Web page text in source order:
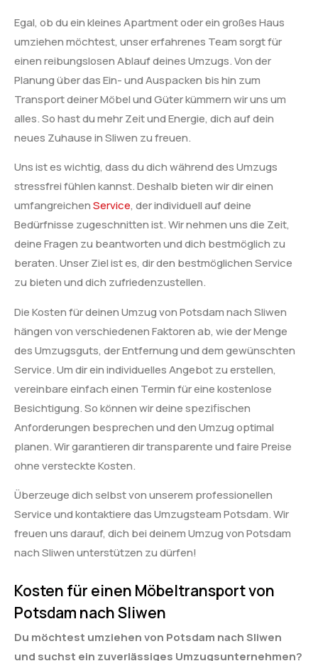
Egal, ob du ein kleines Apartment oder ein großes Haus
umziehen möchtest, unser erfahrenes Team sorgt für
einen reibungslosen Ablauf deines Umzugs. Von der
Planung über das Ein- und Auspacken bis hin zum
Transport deiner Möbel und Güter kümmern wir uns um
alles. So hast du mehr Zeit und Energie, dich auf dein
neues Zuhause in Sliwen zu freuen.
Uns ist es wichtig, dass du dich während des Umzugs
stressfrei fühlen kannst. Deshalb bieten wir dir einen
umfangreichenService, der individuell auf deine
Bedürfnisse zugeschnitten ist. Wir nehmen uns die Zeit,
deine Fragen zu beantworten und dich bestmöglich zu
beraten. Unser Ziel ist es, dir den bestmöglichen Service
zu bieten und dich zufriedenzustellen.
Die Kosten für deinen Umzug von Potsdam nach Sliwen
hängen von verschiedenen Faktoren ab, wie der Menge
des Umzugsguts, der Entfernung und dem gewünschten
Service. Um dir ein individuelles Angebot zu erstellen,
vereinbare einfach einen Termin für eine kostenlose
Besichtigung. So können wir deine spezifischen
Anforderungen besprechen und den Umzug optimal
planen. Wir garantieren dir transparente und faire Preise
ohne versteckte Kosten.
Überzeuge dich selbst von unserem professionellen
Service und kontaktiere das Umzugsteam Potsdam. Wir
freuen uns darauf, dich bei deinem Umzug von Potsdam
nach Sliwen unterstützen zu dürfen!
Kosten für einen Möbeltransport von
Potsdam nach Sliwen
Du möchtest umziehen von Potsdam nach Sliwen
und suchst ein zuverlässiges Umzugsunternehmen?